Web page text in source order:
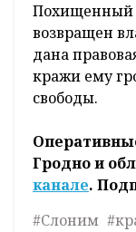
Похищенный
возвращен
дана
кражи ему
свободы.
Гродно и
канале.
#Слоним